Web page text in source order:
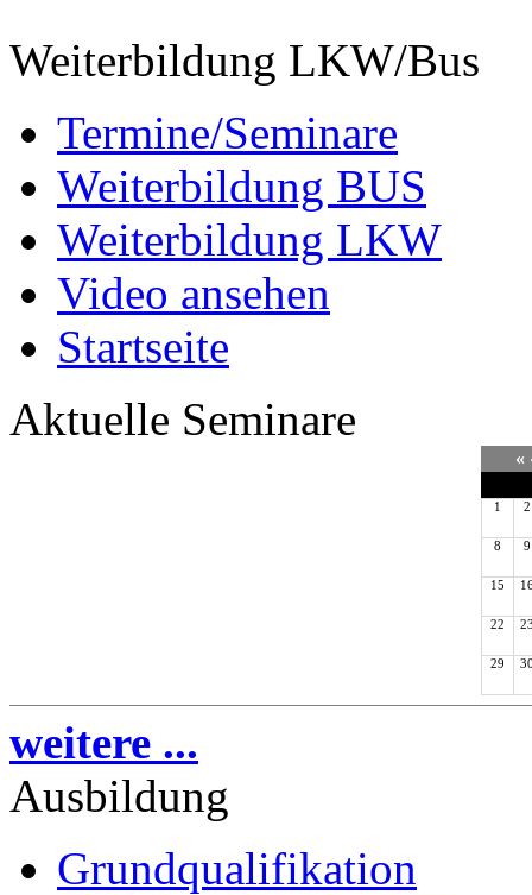
Weiterbildung LKW/Bus
Termine/Seminare
Weiterbildung BUS
Weiterbildung LKW
Video ansehen
Startseite
Aktuelle Seminare
«
1 2
8 9
15
22
29
weitere ...
Ausbildung
Grundqualifikation